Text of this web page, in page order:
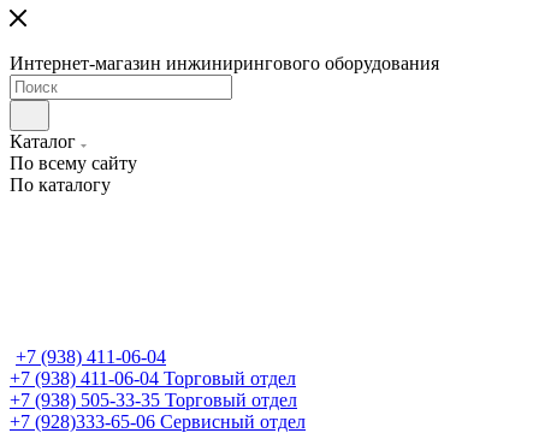
Интернет-магазин инжинирингового оборудования
Каталог
По всему сайту
По каталогу
+7 (938) 411-06-04
+7 (938) 411-06-04 Торговый отдел
+7 (938) 505-33-35 Торговый отдел
+7 (928)333-65-06 Сервисный отдел